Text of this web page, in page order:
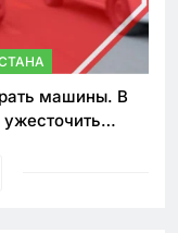
машины. В
ужесточить